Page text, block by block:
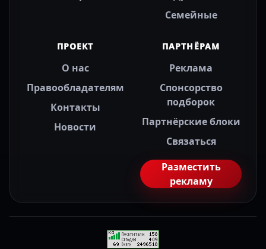
Семейные
ПРОЕКТ
О нас
Правообладателям
Контакты
Новости
ПАРТНЁРАМ
Реклама
Спонсорство
подборок
Партнёрские блоки
Связаться
Разместить
рекламу